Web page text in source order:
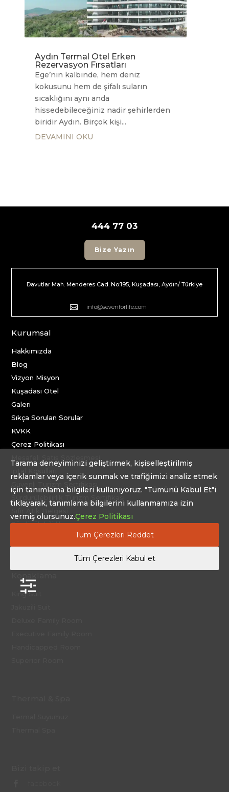
Aydın Termal Otel Erken
Rezervasyon Fırsatları
Ege’nin kalbinde, hem deniz
kokusunu hem de şifalı suların
sıcaklığını aynı anda
hissedebileceğiniz nadir şehirlerden
biridir Aydın. Birçok kişi...
DEVAMINI OKU
444 77 03
Bize Yazın
Davutlar Mah. Menderes Cad. No:195, Kuşadası, Aydın/ Türkiye
 info@sevenforlife.com
Kurumsal
Hakkımızda
Blog
Vizyon Misyon
Kuşadası Otel
Galeri
Sıkça Sorulan Sorular
KVKK
Çerez Politikası
Sürdürülebilirlik
King Suit
Tarama deneyiminizi geliştirmek, kişiselleştirilmiş
reklamlar veya içerik sunmak ve trafiğimizi analiz etmek
için tanımlama bilgileri kullanıyoruz. "Tümünü Kabul Et"i
tıklayarak, tanımlama bilgilerini kullanmamıza izin
vermiş olursunuz.Çerez Politikası
Tüm Çerezleri Reddet
Tüm Çerezleri Kabul et